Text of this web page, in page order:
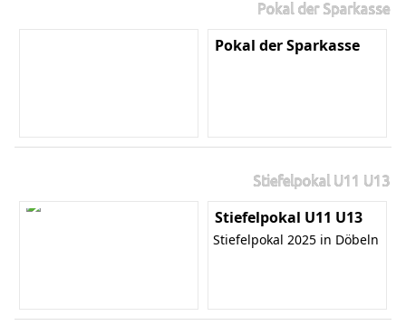
Pokal der Sparkasse
Pokal der Sparkasse
Stiefelpokal U11 U13
Stiefelpokal U11 U13
Stiefelpokal 2025 in Döbeln